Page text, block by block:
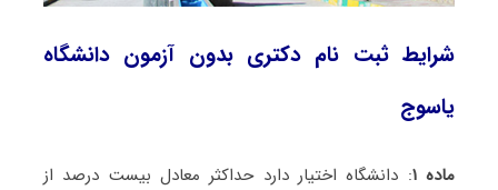
شرایط ثبت نام دکتری بدون آزمون دانشگاه
یاسوج
ماده ۱: دانشگاه اختیار دارد حداکثر معادل بیست درصد از